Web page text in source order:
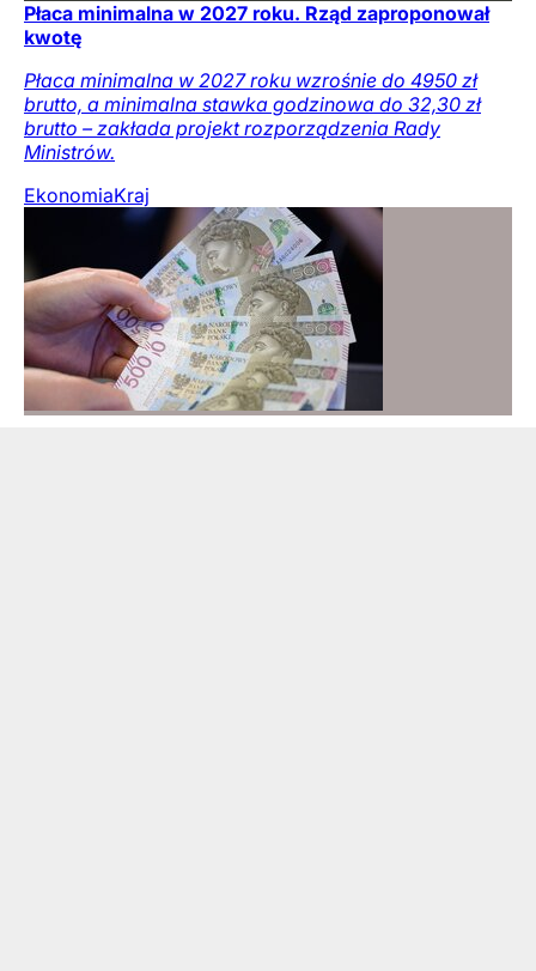
Płaca minimalna w 2027 roku. Rząd zaproponował
kwotę
Płaca minimalna w 2027 roku wzrośnie do 4950 zł
brutto, a minimalna stawka godzinowa do 32,30 zł
brutto – zakłada projekt rozporządzenia Rady
Ministrów.
EkonomiaKraj